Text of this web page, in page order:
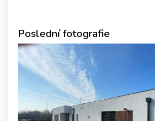
Poslední fotografie